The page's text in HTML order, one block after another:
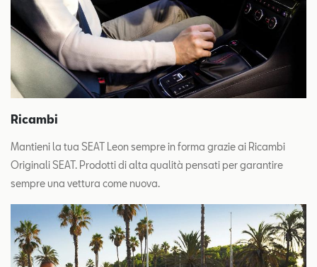
Ricambi
Mantieni la tua SEAT Leon sempre in forma grazie ai Ricambi
Originali SEAT. Prodotti di alta qualità pensati per garantire
sempre una vettura come nuova.